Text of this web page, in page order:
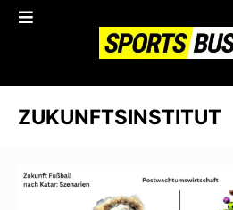
ZUKUNFTSINSTITUT